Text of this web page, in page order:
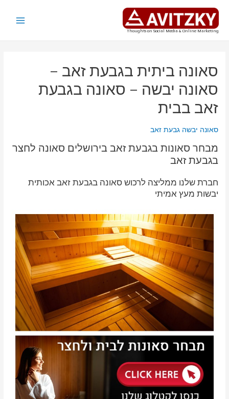
דילוג
לתוכן
Thoughts on Social Media & Online Marketing
סאונה ביתית בגבעת זאב –
סאונה יבשה – סאונה בגבעת
זאב בבית
סאונה יבשה גבעת זאב
מבחר סאונות בגבעת זאב בירושלים סאונה לחצר
בגבעת זאב
חברת שלנו ממליצה לרכוש סאונה בגבעת זאב אכותית
יבשות מעץ אמיתי